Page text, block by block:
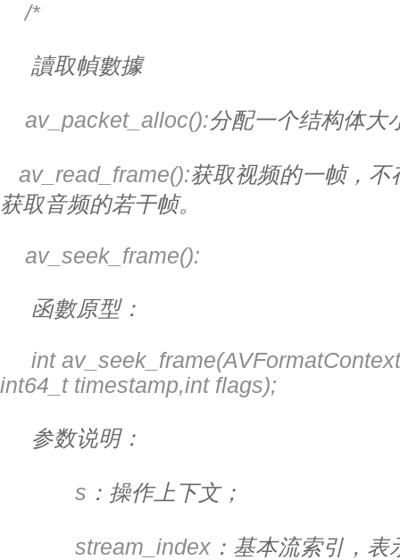
/*
讀取幀數據
av_packet_alloc():分配一个结构体大
av_read_frame():获取视频的一帧，
获取音频的若干帧。
av_seek_frame():
函數原型：
int
int64_t timestamp,int flags);
参数说明：
s ：操作上下文；
stream_index ：基本流索引，表